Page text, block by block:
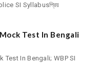
SI Syllabusপ্রিয়
Test In Bengali
Test In Bengali; WBP SI